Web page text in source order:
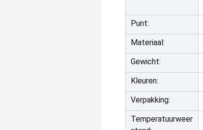
Punt:
Materiaal:
Gewicht:
Kleuren:
Verpakking:
Temperatuurweer